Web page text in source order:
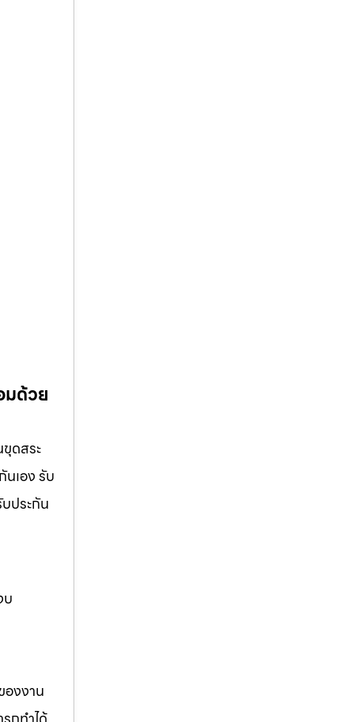
มด้วย
ดสระ
เอง รับ
ประกัน
บ
องงาน